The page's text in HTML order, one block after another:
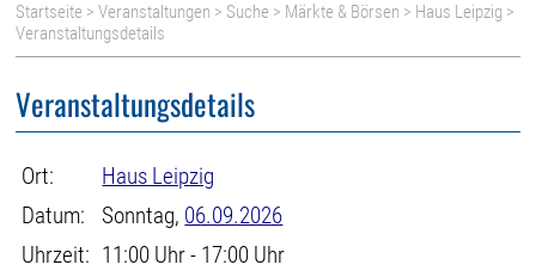
Startseite >Veranstaltungen > Suche > Märkte & Börsen > Haus Leipzig >
Veranstaltungsdetails
Veranstaltungsdetails
Ort:
Haus Leipzig
Datum:
Sonntag, 06.09.2026
Uhrzeit: 11:00 Uhr - 17:00 Uhr